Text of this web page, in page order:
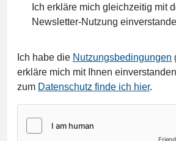
Ich erkläre mich gleichzeitig mit
Newsletter-Nutzung
Ich habe die Nutzungsbedingungen
erkläre mich mit Ihnen
zum Datenschutz finde ich hier.